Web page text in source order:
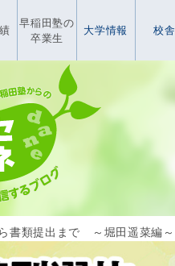
早稲田塾の
卒業生
大学情報 校舎
書類提出まで ～堀田遥菜編～